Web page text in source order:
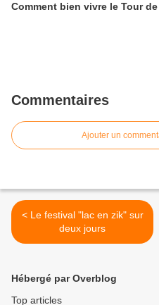
Comment bien vivre le Tour
Commentaires
Ajouter un
< Le festival "lac en zik" sur
deux jours
Hébergé par Overblog
Top articles